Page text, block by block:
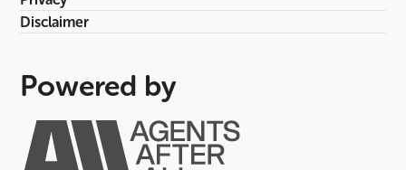
Disclaimer
Powered by